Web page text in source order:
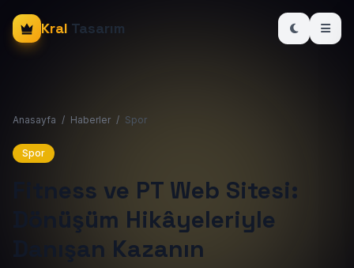
Kral Tasarım
Anasayfa / Haberler / Spor
Spor
Fitness ve PT Web Sitesi:
Dönüşüm Hikâyeleriyle
Danışan Kazanın